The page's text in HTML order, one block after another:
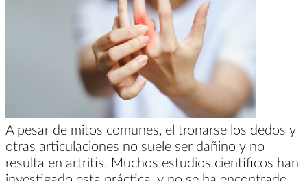
A pesar de mitos comunes, el tronarse los dedos y
otras articulaciones no suele ser dañino y no
resulta en artritis. Muchos estudios científicos han